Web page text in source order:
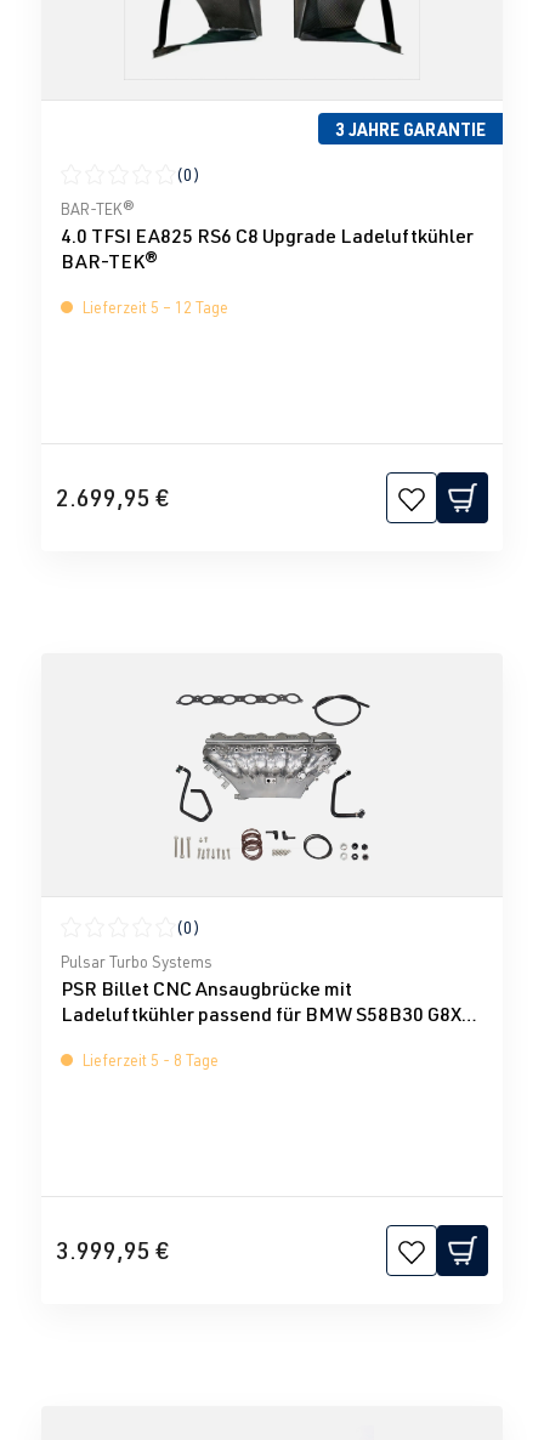
3 JAHRE GARANTIE
Durchschnittliche Bewertung von 0 von 5 Sternen
(0)
BAR-TEK®
4.0 TFSI EA825 RS6 C8 Upgrade Ladeluftkühler
BAR-TEK®
Lieferzeit 5 – 12 Tage
2.699,95 €
Durchschnittliche Bewertung von 0 von 5 Sternen
(0)
Pulsar Turbo Systems
PSR Billet CNC Ansaugbrücke mit
Ladeluftkühler passend für BMW S58B30 G8X
Lieferzeit 5 - 8 Tage
3.999,95 €